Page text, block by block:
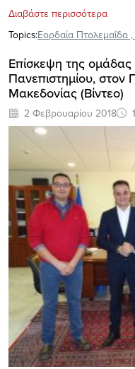
Διαβάστε περισσότερα
Topics:Εορδαία Πτολεμαΐδα ,
Επίσκεψη της
Πανεπιστημίου, στον
Μακεδονίας (Βίντεο)
2 Φεβρουαρίου 2018